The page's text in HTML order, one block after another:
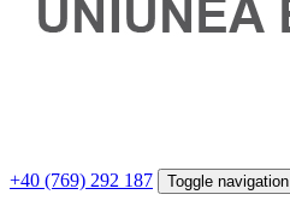
+40 (769) 292 187 Toggle navigation